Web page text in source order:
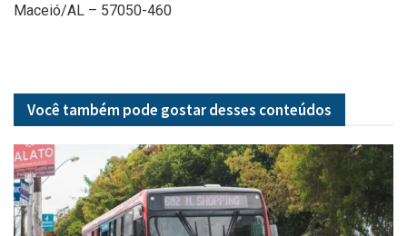
Maceió/AL – 57050-460
Você também pode gostar desses conteúdos